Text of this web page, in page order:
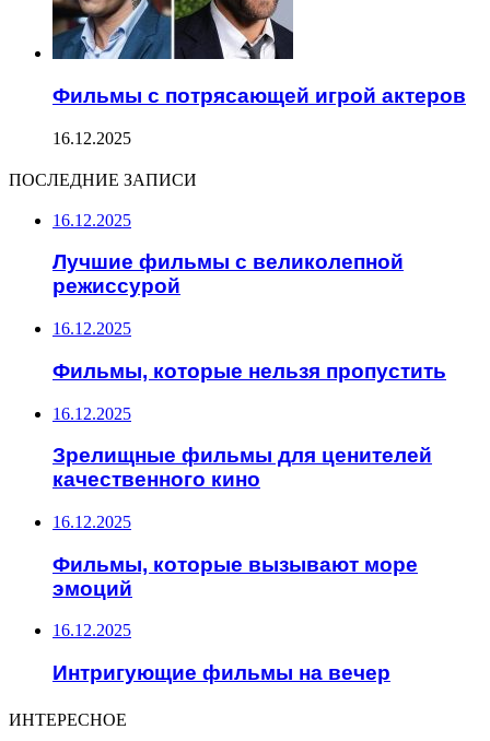
Фильмы с потрясающей игрой актеров
16.12.2025
ПОСЛЕДНИЕ ЗАПИСИ
16.12.2025
Лучшие фильмы с великолепной
режиссурой
16.12.2025
Фильмы, которые нельзя пропустить
16.12.2025
Зрелищные фильмы для ценителей
качественного кино
16.12.2025
Фильмы, которые вызывают море
эмоций
16.12.2025
Интригующие фильмы на вечер
ИНТЕРЕСНОЕ